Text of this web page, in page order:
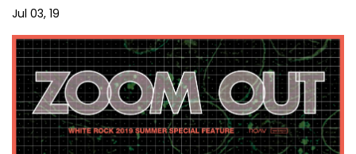
Jul 03, 19